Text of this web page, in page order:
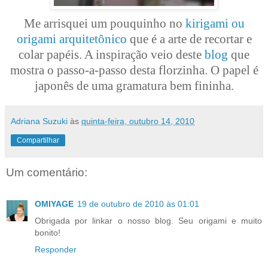
Me arrisquei um pouquinho no kirigami ou
origami arquitetônico que é a arte de recortar e
colar papéis. A inspiração veio deste blog que
mostra o passo-a-passo desta florzinha. O papel é
japonês de uma gramatura bem fininha.
Adriana Suzuki às quinta-feira, outubro 14, 2010
Compartilhar
Um comentário:
OMIYAGE 19 de outubro de 2010 às 01:01
Obrigada por linkar o nosso blog. Seu origami e muito
bonito!
Responder